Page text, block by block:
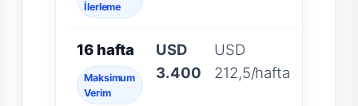
İlerleme
16 hafta
Maksimum
Verim
USD
3.400
USD
212,5/hafta